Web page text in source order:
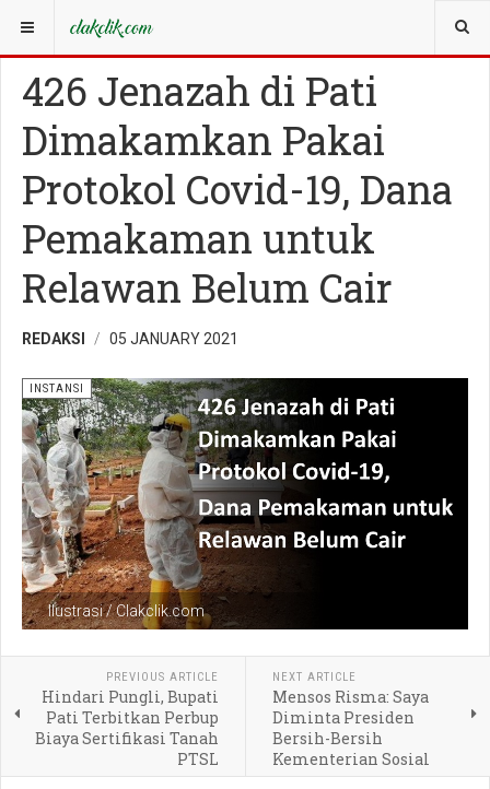
YOU ARE HERE: IDENTITAS
426 Jenazah di Pati
Dimakamkan Pakai
Protokol Covid-19, Dana
Pemakaman untuk
Relawan Belum Cair
REDAKSI 05 JANUARY 2021
Ilustrasi / Clakclik.com
INSTANSI
PREVIOUS ARTICLE
Hindari Pungli, Bupati
Pati Terbitkan Perbup
Biaya Sertifikasi Tanah
PTSL
NEXT ARTICLE
Mensos Risma: Saya
Diminta Presiden
Bersih-Bersih
Kementerian Sosial